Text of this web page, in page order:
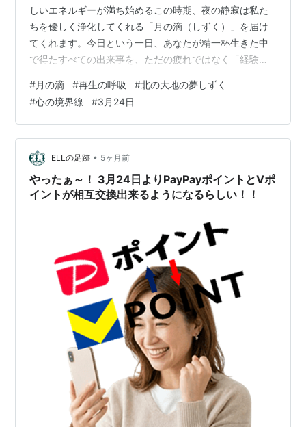
しいエネルギーが満ち始めるこの時期、夜の静寂は私た
ちを優しく浄化してくれる「月の滴（しずく）」を届け
てくれます。今日という一日、あなたが精一杯生きた中
で得たすべての出来事を、ただの疲れではなく「経験と
か？
#月の滴 #再生の呼吸 #北の大地の夢しずく
#心の境界線 #3月24日
ELLの足跡 • 5ヶ月前
やったぁ～！ 3月24日よりPayPayポイントとVポ
イントが相互交換出来るようになるらしい！！